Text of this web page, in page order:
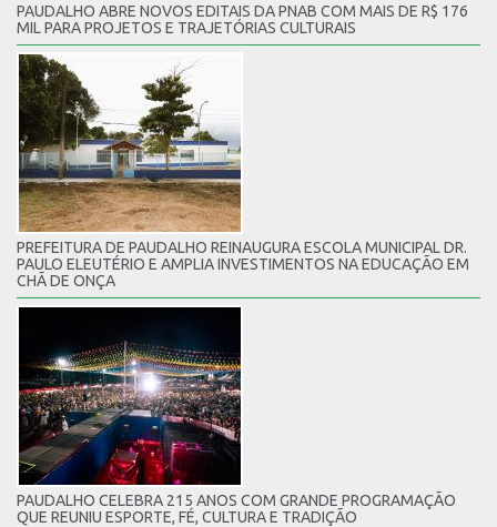
PAUDALHO ABRE NOVOS EDITAIS DA PNAB COM MAIS DE R$ 176
MIL PARA PROJETOS E TRAJETÓRIAS CULTURAIS
PREFEITURA DE PAUDALHO REINAUGURA ESCOLA MUNICIPAL DR.
PAULO ELEUTÉRIO E AMPLIA INVESTIMENTOS NA EDUCAÇÃO EM
CHÃ DE ONÇA
PAUDALHO CELEBRA 215 ANOS COM GRANDE PROGRAMAÇÃO
QUE REUNIU ESPORTE, FÉ, CULTURA E TRADIÇÃO